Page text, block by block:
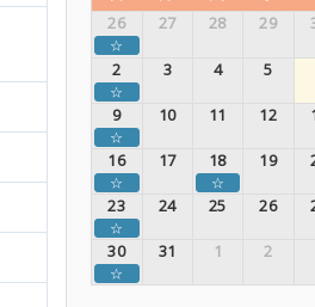
26
27 28 29
☆
2 3 4 5
☆
9 10 11 12
☆
16 17 18 19
☆ ☆
23 24 25 26
☆
30 31 1 2
☆